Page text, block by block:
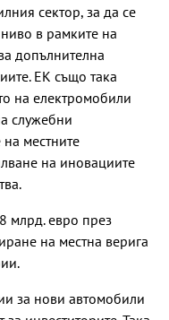
сектор, за да се
в рамките на
допълнителна
ЕК също така
на електромобили
служебни
местните
на иновациите
млрд. евро през
на местна верига
за нови автомобили